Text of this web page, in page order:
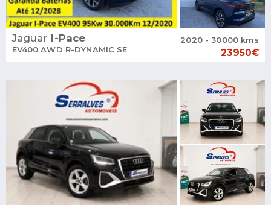
Jaguar I-Pace
EV400 AWD R-DYNAMIC SE
2020 - 30000 kms
23950€